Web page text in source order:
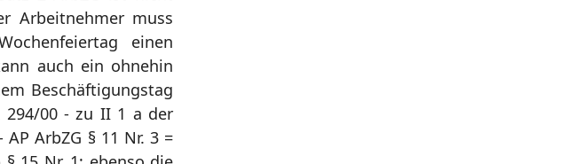
Arbeitnehmer muss
einen
auch ein ohnehin
Beschäftigungstag
294/00 - zu II 1 a der
ArbZG § 11 Nr. 3 =